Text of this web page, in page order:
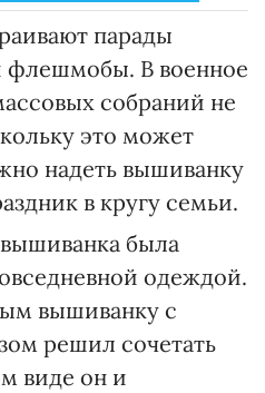
парады
флешмобы. В военное
собраний не
это может
надеть вышиванку
в кругу семьи.
была
одеждой.
вышиванку с
решил сочетать
виде он и